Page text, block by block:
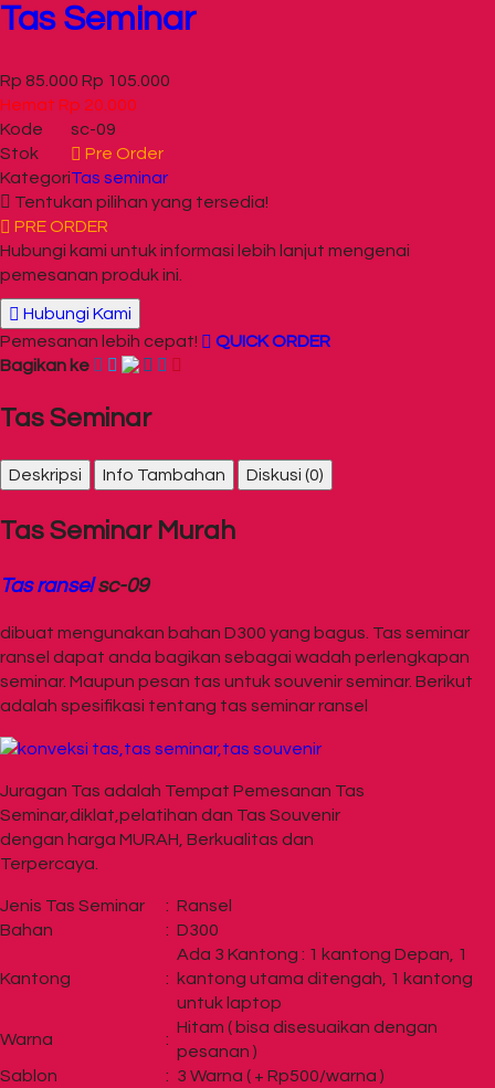
Tas Seminar
Rp 85.000 Rp 105.000
Hemat Rp 20.000
Kode
sc-09
Stok
Pre Order
KategoriTas seminar
Tentukan pilihan yang tersedia!
PRE ORDER
Hubungi kami untuk informasi lebih lanjut mengenai
pemesanan produk ini.
Hubungi Kami
Pemesanan lebih cepat!
QUICK ORDER
Bagikan ke
Tas Seminar
Deskripsi Info Tambahan Diskusi (0)
Tas Seminar Murah
Tas ranselsc-09
dibuat mengunakan bahan D300 yang bagus. Tas seminar
ransel dapat anda bagikan sebagai wadah perlengkapan
seminar. Maupun pesan tas untuk souvenir seminar. Berikut
adalah spesifikasi tentang tas seminar ransel
Juragan Tas adalah Tempat Pemesanan Tas
Seminar,diklat,pelatihan dan Tas Souvenir
dengan harga MURAH, Berkualitas dan
Terpercaya.
Jenis Tas Seminar : Ransel
Bahan
: D300
Kantong :
Ada 3 Kantong : 1 kantong Depan, 1
kantong utama ditengah, 1 kantong
untuk laptop
Warna :
Hitam ( bisa disesuaikan dengan
pesanan )
Sablon
: 3 Warna ( + Rp500/warna )